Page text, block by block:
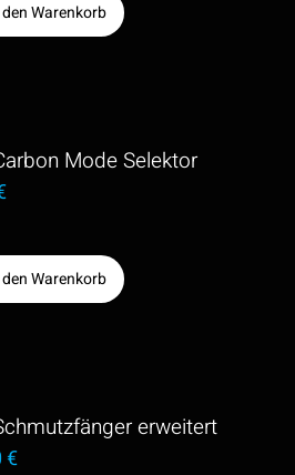
Warenkorb
Mode Selektor
Warenkorb
erweitert
€